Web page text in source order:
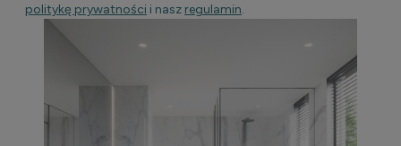
politykę prywatności i nasz regulamin.